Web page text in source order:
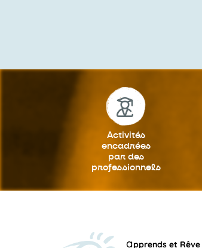
Activités
encadrées
par des
professionnels
apprends et Rêve